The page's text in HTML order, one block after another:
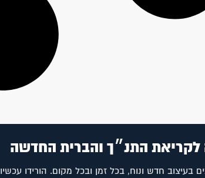
לקריאת התנ״ך והברית החדשה
בעיצוב חדש ונוח, בכל זמן ובכל מקום. הורידו עכשיו